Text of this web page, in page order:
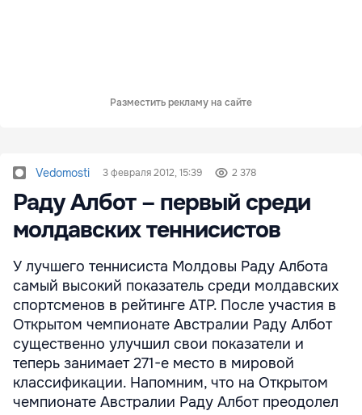
Разместить рекламу на сайте
Vedomosti 3 февраля 2012, 15:39 2 378
Раду Албот – первый среди
молдавских теннисистов
У лучшего теннисиста Молдовы Раду Албота
самый высокий показатель среди молдавских
спортсменов в рейтинге ATP. После участия в
Открытом чемпионате Австралии Раду Албот
существенно улучшил свои показатели и
теперь занимает 271-е место в мировой
классификации. Напомним, что на Открытом
чемпионате Австралии Раду Албот преодолел